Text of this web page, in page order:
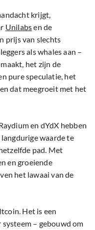
krijgt,
Unilabsen de
prijs van slechts
als whales aan –
het zijn de
pure speculatie, het
dat meegroeit met het
en dYdX hebben
waarde te
pad. Met
en groeiende
het lawaai van de
Het is een
– gebouwd om